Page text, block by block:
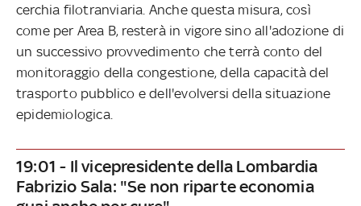
cerchia filotranviaria. Anche questa misura, così
come per Area B, resterà in vigore sino all'adozione di
un successivo provvedimento che terrà conto del
monitoraggio della congestione, della capacità del
trasporto pubblico e dell'evolversi della situazione
epidemiologica.
19:01 - Il vicepresidente della Lombardia
Fabrizio Sala: "Se non riparte economia